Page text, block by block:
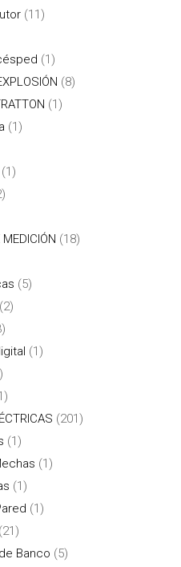
(11)
(1)
(8)
(1)
(1)
(1)
(18)
(5)
(2)
(1)
(201)
(1)
(1)
(1)
(1)
(21)
Banco (5)